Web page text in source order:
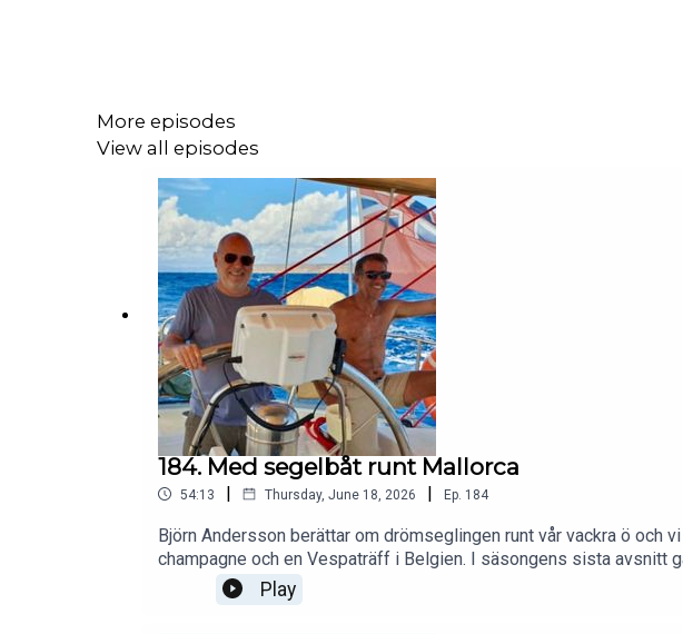
More episodes
View all episodes
184. Med segelbåt runt Mallorca
54:13 | Thursday, June 18, 2026 | Ep. 184
Björn Andersson berättar om drömseglingen runt vår vackra ö
champagne och en Vespaträff i Belgien. I säsongens sista avsnitt
taket.Mallorcapodden - för dig som bor på, reser till eller bara
Play